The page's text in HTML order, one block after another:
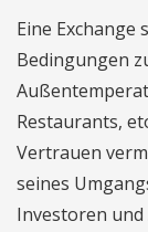
Eine
Bedingungen
Restaurants,
Vertrauen
seines
Investoren